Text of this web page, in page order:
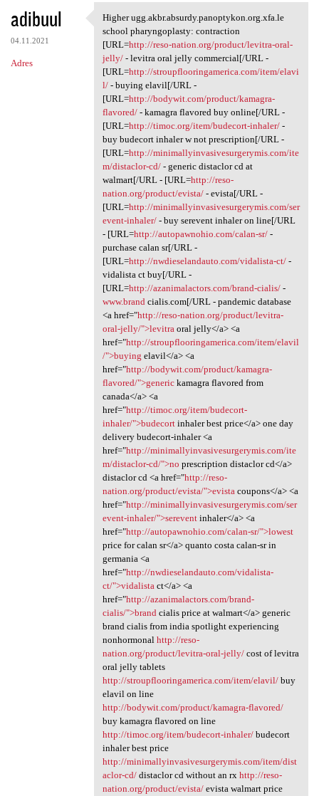
adibuul
04.11.2021
Adres
Higher ugg.akbr.absurdy
Higher ugg.akbr.absurdy.panoptykon.org.xfa.le
school pharyngoplasty: contraction
[URL=http://reso-nation.org/product/levitra-oral-
jelly/- levitra oral jelly commercial[/URL -
[URL=http://stroupflooringamerica.com/item/elavi
l/- buying elavil[/URL -
[URL=http://bodywit.com/product/kamagra-
flavored/- kamagra flavored buy online[/URL -
[URL=http://timoc.org/item/budecort-inhaler/-
buy budecort inhaler w not prescription[/URL -
[URL=http://minimallyinvasivesurgerymis.com/ite
m/distaclor-cd/- generic distaclor cd at
walmart[/URL - [URL=http://reso-
nation.org/product/evista/- evista[/URL -
[URL=http://minimallyinvasivesurgerymis.com/ser
event-inhaler/- buy serevent inhaler on line[/URL
- [URL=http://autopawnohio.com/calan-sr/-
purchase calan sr[/URL -
[URL=http://nwdieselandauto.com/vidalista-ct/-
vidalista ct buy[/URL -
[URL=http://azanimalactors.com/brand-cialis/-
www.brandcialis.com[/URL - pandemic database
<a href="http://reso-nation.org/product/levitra-
oral-jelly/">levitraoral jelly</a> <a
href="http://stroupflooringamerica.com/item/elavil
/">buying elavil</a> <a
href="http://bodywit.com/product/kamagra-
flavored/">generickamagra flavored from
canada</a> <a
href="http://timoc.org/item/budecort-
inhaler/">budecortinhaler best price</a> one day
delivery budecort-inhaler <a
href="http://minimallyinvasivesurgerymis.com/ite
m/distaclor-cd/">no prescription distaclor cd</a>
distaclor cd <a href="http://reso-
nation.org/product/evista/">evistacoupons</a> <a
href="http://minimallyinvasivesurgerymis.com/ser
event-inhaler/">sereventinhaler</a> <a
href="http://autopawnohio.com/calan-sr/">lowest
price for calan sr</a> quanto costa calan-sr in
germania <a
href="http://nwdieselandauto.com/vidalista-
ct/">vidalistact</a> <a
href="http://azanimalactors.com/brand-
cialis/">brandcialis price at walmart</a> generic
brand cialis from india spotlight experiencing
nonhormonal http://reso-
nation.org/product/levitra-oral-jelly/cost of levitra
oral jelly tablets
http://stroupflooringamerica.com/item/elavil/buy
elavil on line
http://bodywit.com/product/kamagra-flavored/
buy kamagra flavored on line
http://timoc.org/item/budecort-inhaler/budecort
inhaler best price
http://minimallyinvasivesurgerymis.com/item/dist
aclor-cd/distaclor cd without an rx http://reso-
nation.org/product/evista/evista walmart price